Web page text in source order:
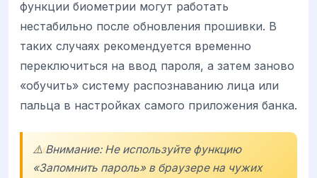
функции биометрии могут работать
нестабильно после обновления прошивки. В
таких случаях рекомендуется временно
переключиться на ввод пароля, а затем заново
«обучить» систему распознаванию лица или
пальца в настройках самого приложения банка.
⚠️ Внимание: Не используйте функцию
«Запомнить пароль» в браузере на чужих